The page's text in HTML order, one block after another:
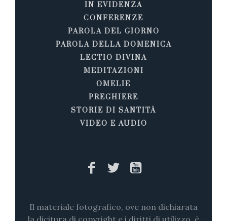
IN EVIDENZA
CONFERENZE
PAROLA DEL GIORNO
PAROLA DELLA DOMENICA
LECTIO DIVINA
MEDITAZIONI
OMELIE
PREGHIERE
STORIE DI SANTITÀ
VIDEO E AUDIO
Il materiale fotografico, ove non dichiarata